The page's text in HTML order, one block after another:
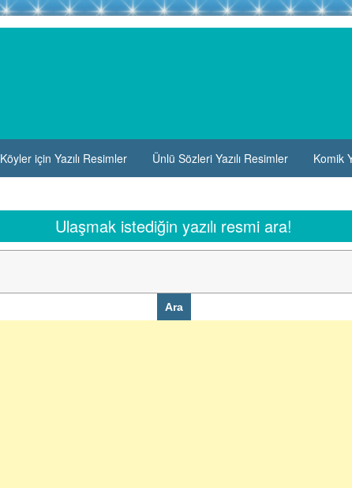
Köyler için Yazılı Resimler Ünlü Sözleri Yazılı Resimler Komik
Ulaşmak istediğin yazılı resmi ara!